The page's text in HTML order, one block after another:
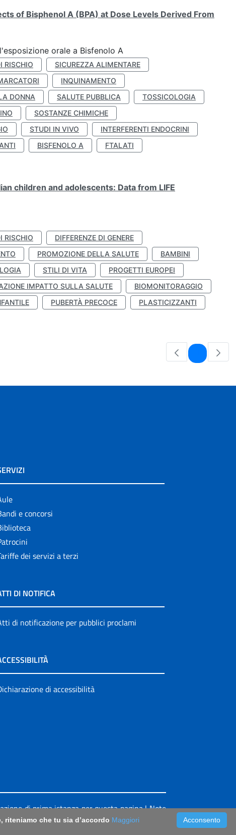
of Bisphenol A (BPA) at Dose Levels Derived From
orale a Bisfenolo A
RISCHIO
SICUREZZA ALIMENTARE
INQUINAMENTO
DONNA SALUTE PUBBLICA
TOSSICOLOGIA
SOSTANZE CHIMICHE
STUDI IN VIVO
INTERFERENTI ENDOCRINI
BISFENOLO A
FTALATI
children and adolescents: Data from LIFE
RISCHIO
DIFFERENZE DI GENERE
PROMOZIONE DELLA SALUTE
BAMBINI
STILI DI VITA
PROGETTI EUROPEI
IMPATTO SULLA SALUTE
BIOMONITORAGGIO
PUBERTÀ PRECOCE
PLASTICIZZANTI
Pagina
e concorsi
dei servizi a terzi
DI NOTIFICA
di notificazione per pubblici proclami
di accessibilità
di prima istanza per questa pagina|Note
Acconsento
riteniamo che tu sia d’accordo Maggiori